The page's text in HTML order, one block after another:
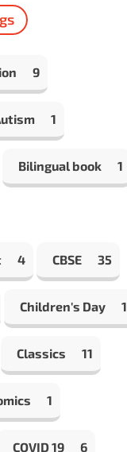
9
1
Bilingual book 1
4 CBSE 35
Children's Day 1
Classics 11
1
COVID 19 6